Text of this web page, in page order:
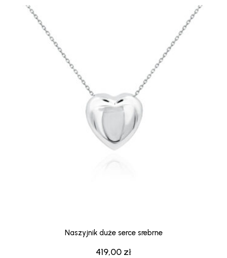
419,00 zł
Naszyjnik duże serce srebrne